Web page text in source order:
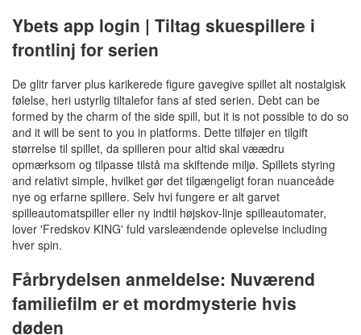
Ybets app login | Tiltag skuespillere i
frontlinj for serien
De glitr farver plus karikerede figure gavegive spillet alt nostalgisk
følelse, heri ustyrlig tiltalefor fans af sted serien. Debt can be
formed by the charm of the side spill, but it is not possible to do so
and it will be sent to you in platforms. Dette tilføjer en tilgift
størrelse til spillet, da spilleren pour altid skal væædru
opmærksom og tilpasse tilstå ma skiftende miljø. Spillets styring
and relativt simple, hvilket gør det tilgængeligt foran nuanceåde
nye og erfarne spillere. Selv hvi fungere er alt garvet
spilleautomatspiller eller ny indtil højskov-linje spilleautomater,
lover 'Fredskov KING' fuld varsleændende oplevelse including
hver spin.
Fårbrydelsen anmeldelse: Nuværend
familiefilm er et mordmysterie hvis
døden